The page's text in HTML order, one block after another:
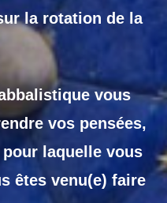
la rotation de la
vous
vos pensées,
laquelle vous
êtes venu(e) faire